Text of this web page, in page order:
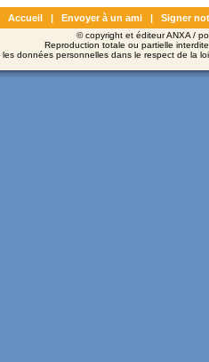
Accueil | Envoyer à un ami | Signer
© copyright et éditeur ANXA /
Reproduction totale ou partielle
données personnelles dans le respect de la